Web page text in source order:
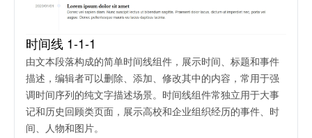
时间线 1-1-1
由文本段落构成的简单时间线组件，展示时间、标题和事件
描述，编辑者可以删除、添加、修改其中的内容，常用于强
调时间序列的纯文字描述场景。时间线组件常独立用于大事
记和历史回顾类页面，展示高校和企业组织经历的事件、时
间、人物和图片。